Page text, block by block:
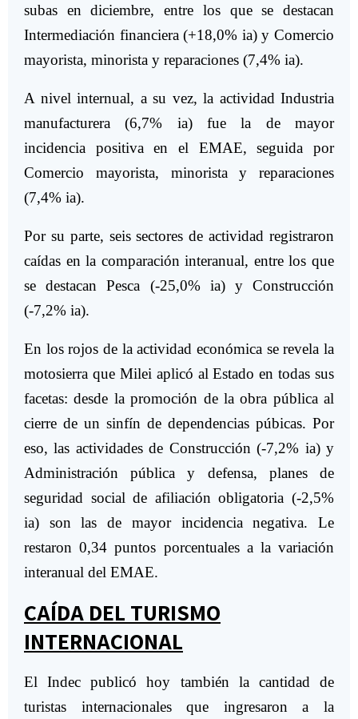
subas en diciembre, entre los que se destacan
Intermediación financiera (+18,0% ia) y Comercio
mayorista, minorista y reparaciones (7,4% ia).
A nivel internual, a su vez, la actividad Industria
manufacturera (6,7% ia) fue la de mayor
incidencia positiva en el EMAE, seguida por
Comercio mayorista, minorista y reparaciones
(7,4% ia).
Por su parte, seis sectores de actividad registraron
caídas en la comparación interanual, entre los que
se destacan Pesca (-25,0% ia) y Construcción
(-7,2% ia).
En los rojos de la actividad económica se revela la
motosierra que Milei aplicó al Estado en todas sus
facetas: desde la promoción de la obra pública al
cierre de un sinfín de dependencias púbicas. Por
eso, las actividades de Construcción (-7,2% ia) y
Administración pública y defensa, planes de
seguridad social de afiliación obligatoria (-2,5%
ia) son las de mayor incidencia negativa. Le
restaron 0,34 puntos porcentuales a la variación
interanual del EMAE.
CAÍDA DEL TURISMO
INTERNACIONAL
El Indec publicó hoy también la cantidad de
turistas internacionales que ingresaron a la